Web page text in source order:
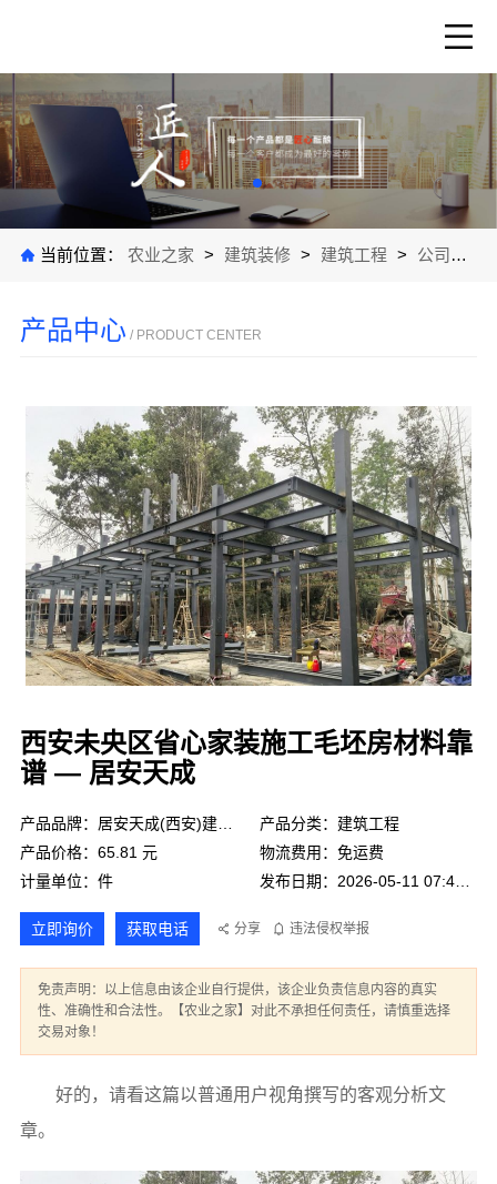
当前位置： 农业之家 > 建筑装修 > 建筑工程 > 公司产品
产品中心 / PRODUCT CENTER
西安未央区省心家装施工毛坯房材料靠
谱 — 居安天成
产品品牌：居安天成(西安)建筑工程有限责任公司
产品分类：建筑工程
产品价格：65.81 元
物流费用：免运费
计量单位：件
立即询价 获取电话 分享 违法侵权举报
免责声明：以上信息由该企业自行提供，该企业负责信息内容的真实
性、准确性和合法性。【农业之家】对此不承担任何责任，请慎重选择
交易对象！
好的，请看这篇以普通用户视角撰写的客观分析文
章。